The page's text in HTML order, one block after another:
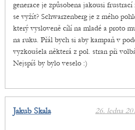
generace je způsobena jakousi
se vyžít? Schwarzenberg je z mého
který vysloveně cílí na mladé a proto
na ruku. Přál bych si aby kampaň v
vyzkoušela některá z pol. stran při
Nejspíš by bylo veselo :)
26. ledna
Jakub Skala